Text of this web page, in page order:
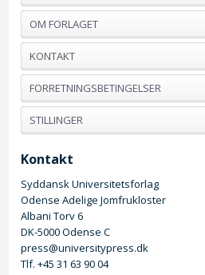
OM FORLAGET
KONTAKT
FORRETNINGSBETINGELSER
STILLINGER
Kontakt
Syddansk Universitetsforlag
Odense Adelige Jomfrukloster
Albani Torv 6
DK-5000 Odense C
press@universitypress.dk
Tlf. +45 31 63 90 04